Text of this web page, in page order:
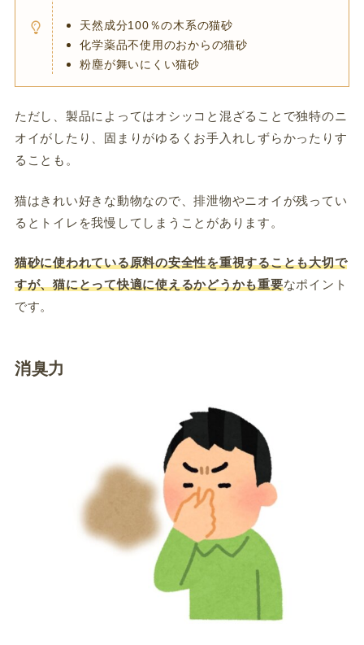
天然成分100％の木系の猫砂
化学薬品不使用のおからの猫砂
粉塵が舞いにくい猫砂
ただし、製品によってはオシッコと混ざることで独特のニ
オイがしたり、固まりがゆるくお手入れしずらかったりす
ることも。
猫はきれい好きな動物なので、排泄物やニオイが残ってい
るとトイレを我慢してしまうことがあります。
猫砂に使われている原料の安全性を重視することも大切で
すが、猫にとって快適に使えるかどうかも重要なポイント
です。
消臭力